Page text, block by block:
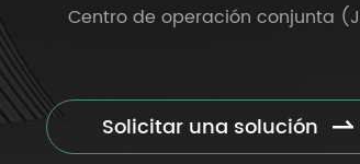
Centro de operación conjunta
Públicos, Petróleo y Gas,
Ciudad Inteligente,
Solicitar una solución 